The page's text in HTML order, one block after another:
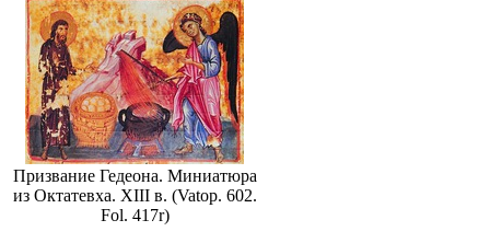
Призвание Гедеона. Миниатюра
из Октатевха. XIII в. (Vatop. 602.
Fol. 417r)